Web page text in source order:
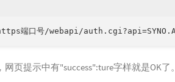
页提示中有"success":ture字样就是OK了。